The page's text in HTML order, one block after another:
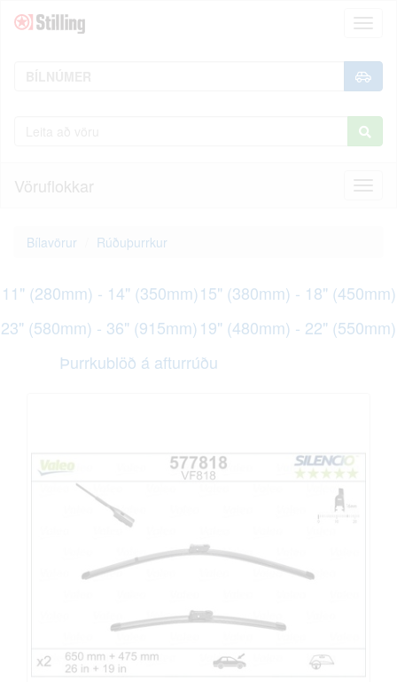
Vöruflokkar
Bílavörur Rúðuþurrkur
11" (280mm) - 14" (350mm)15" (380mm) - 18" (450mm)
23" (580mm) - 36" (915mm)19" (480mm) - 22" (550mm)
Þurrkublöð á afturrúðu